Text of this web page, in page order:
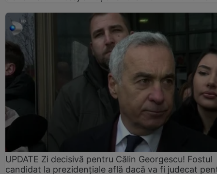
UPDATE Zi decisivă pentru Călin Georgescu! Fostul
candidat la prezidențiale află dacă va fi judecat